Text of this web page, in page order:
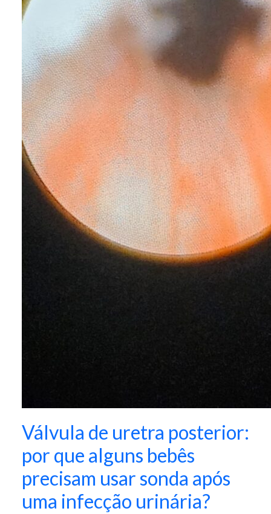
Válvula de uretra posterior:
por que alguns bebês
precisam usar sonda após
uma infecção urinária?